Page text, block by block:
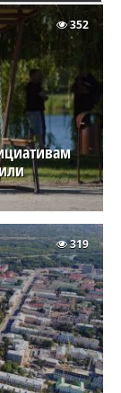
352
319